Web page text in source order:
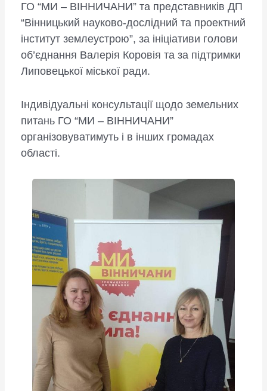
ГО “МИ – ВІННИЧАНИ” та представників ДП
“Вінницький науково-дослідний та проектний
інститут землеустрою”, за ініціативи голови
об’єднання Валерія Коровія та за підтримки
Липовецької міської ради.
Індивідуальні консультації щодо земельних
питань ГО “МИ – ВІННИЧАНИ”
організовуватимуть і в інших громадах
області.